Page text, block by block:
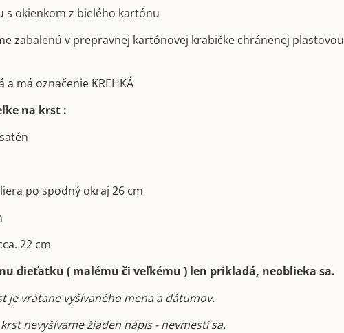
s okienkom z bielého kartónu
zabalenú v prepravnej kartónovej krabičke chránenej plastovou
a má označenie KREHKÁ
na krst :
po spodný okraj 26 cm
22 cm
dieťatku ( malému či veľkému ) len prikladá, neoblieka sa.
je vrátane vyšívaného mena a dátumov.
nevyšívame žiaden nápis - nevmestí sa.